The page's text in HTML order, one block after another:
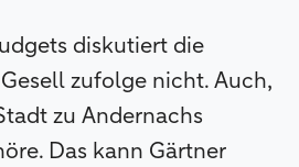
diskutiert die
zufolge nicht. Auch,
zu Andernachs
Das kann Gärtner